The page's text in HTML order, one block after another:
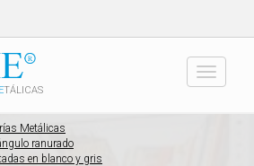
TÁLICAS
Toggle
Metálicas
ranurado
en blanco y gris